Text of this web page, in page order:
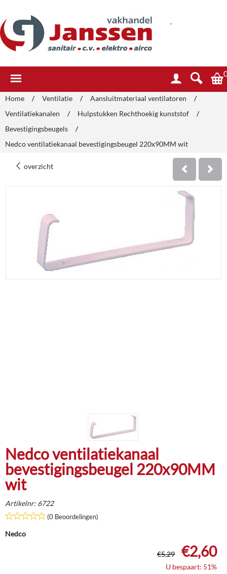
.
Home / Ventilatie / Aansluitmateriaal ventilatoren
/
Ventilatiekanalen
/ Hulpstukken Rechthoekig kunststof
/
Bevestigingsbeugels
/
Nedco ventilatiekanaal bevestigingsbeugel 220x90MM wit
overzicht
Nedco ventilatiekanaal
bevestigingsbeugel 220x90MM
wit
Artikelnr: 6722
(0 Beoordelingen)
Nedco
€5,29 €2,60
U bespaart: 51%